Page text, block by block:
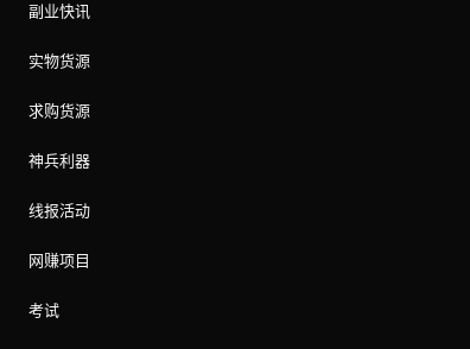
副业快讯
实物货源
求购货源
神兵利器
线报活动
网赚项目
考试